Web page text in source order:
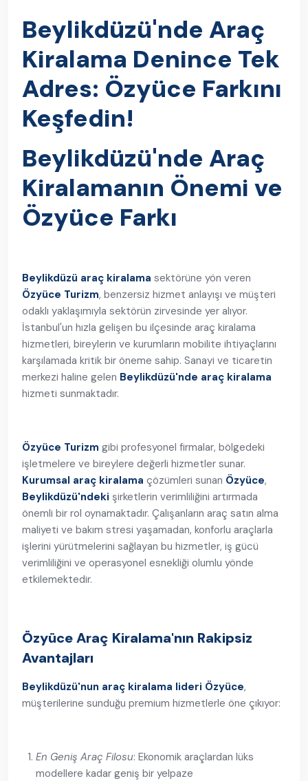
Beylikdüzü'nde Araç
Kiralama Denince Tek
Adres: Özyüce Farkını
Keşfedin!
Beylikdüzü'nde Araç
Kiralamanın Önemi ve
Özyüce Farkı
Beylikdüzü araç kiralama sektörüne yön veren
Özyüce Turizm, benzersiz hizmet anlayışı ve müşteri
odaklı yaklaşımıyla sektörün zirvesinde yer alıyor.
İstanbul'un hızla gelişen bu ilçesinde araç kiralama
hizmetleri, bireylerin ve kurumların mobilite ihtiyaçlarını
karşılamada kritik bir öneme sahip. Sanayi ve ticaretin
merkezi haline gelen Beylikdüzü'nde araç kiralama
hizmeti sunmaktadır.
Özyüce Turizm gibi profesyonel firmalar, bölgedeki
işletmelere ve bireylere değerli hizmetler sunar.
Kurumsal araç kiralama çözümleri sunan Özyüce,
Beylikdüzü'ndeki şirketlerin verimliliğini artırmada
önemli bir rol oynamaktadır. Çalışanların araç satın alma
maliyeti ve bakım stresi yaşamadan, konforlu araçlarla
işlerini yürütmelerini sağlayan bu hizmetler, iş gücü
verimliliğini ve operasyonel esnekliği olumlu yönde
etkilemektedir.
Özyüce Araç Kiralama'nın Rakipsiz
Avantajları
Beylikdüzü'nun araç kiralama lideri Özyüce,
müşterilerine sunduğu premium hizmetlerle öne çıkıyor:
En Geniş Araç Filosu: Ekonomik araçlardan lüks
modellere kadar geniş bir yelpaze